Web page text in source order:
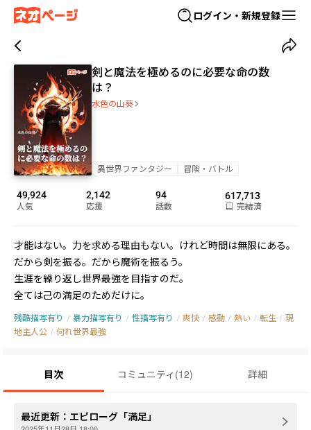
ログイン・新規登録
剣と魔法を極めるのに必要な命の数
は？
水色の山葵
異世界ファンタジー 冒険・バトル
49,924
人気
2,142
応援
94
話数
617,713
完結済
才能はない。力を求める理由もない。けれど時間は無限にある。
だから剣を振る。だから魔術を振るう。
生涯を繰り返し世界最強を目指すのだ。
残酷描写有り / 暴力描写有り / 性描写有り / 爽快 / 感動 / 熱い / 転生 / 現
地主人公 / 何れ世界最強
目次 コミュニティ (12) 詳細
最近更新： エピローグ「満足」